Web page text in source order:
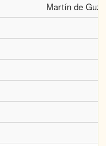
Martín de